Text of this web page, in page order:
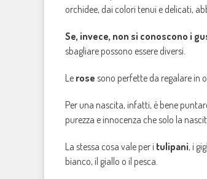
orchidee, dai colori tenui e delicati,
Se, invece, non si conoscono i
sbagliare possono essere diversi.
Le rose sono perfette da regalare in
Per una nascita, infatti, è bene
purezza e innocenza che solo la
La stessa cosa vale per i tulipani, i
bianco, il giallo o il pesca.